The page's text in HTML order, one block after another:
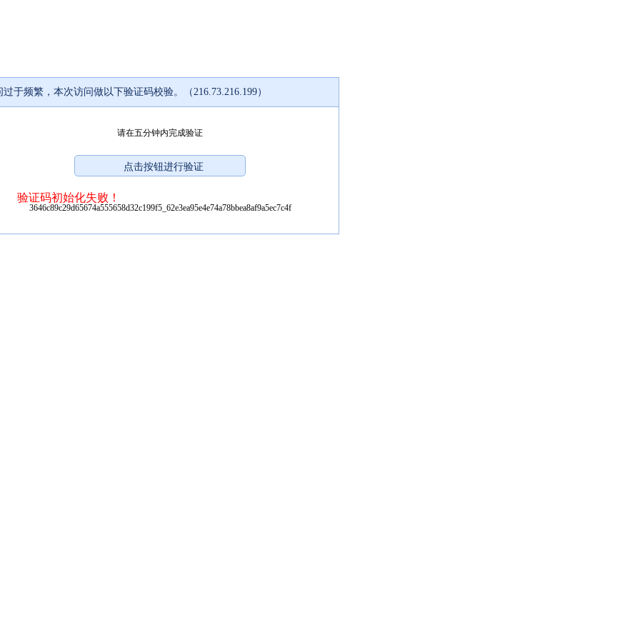
过于频繁，本次访问做以下验证码校验。（216.73.216.199）
请在五分钟内完成验证
验证码初始化失败！
3646c89c29d65674a555658d32c199f5_62e3ea95e4e74a78bbea8af9a5ec7c4f